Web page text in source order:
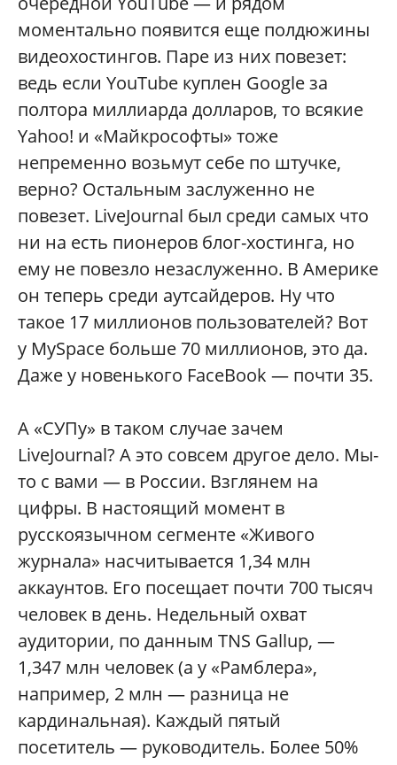
моментально появится еще полдюжины
видеохостингов. Паре из них повезет:
ведь если YouTube куплен Google за
полтора миллиарда долларов, то всякие
Yahoo! и «Майкрософты» тоже
непременно возьмут себе по штучке,
верно? Остальным заслуженно не
повезет. LiveJournal был среди самых что
ни на есть пионеров блог-хостинга, но
ему не повезло незаслуженно. В Америке
он теперь среди аутсайдеров. Ну что
такое 17 миллионов пользователей? Вот
у MySpace больше 70 миллионов, это да.
Даже у новенького FaceBook — почти 35.
А «СУПу» в таком случае зачем
LiveJournal? А это совсем другое дело. Мы-
то с вами — в России. Взглянем на
цифры. В настоящий момент в
русскоязычном сегменте «Живого
журнала» насчитывается 1,34 млн
аккаунтов. Его посещает почти 700 тысяч
человек в день. Недельный охват
аудитории, по данным TNS Gallup, —
1,347 млн человек (а у «Рамблера»,
например, 2 млн — разница не
кардинальная). Каждый пятый
посетитель — руководитель. Более 50%